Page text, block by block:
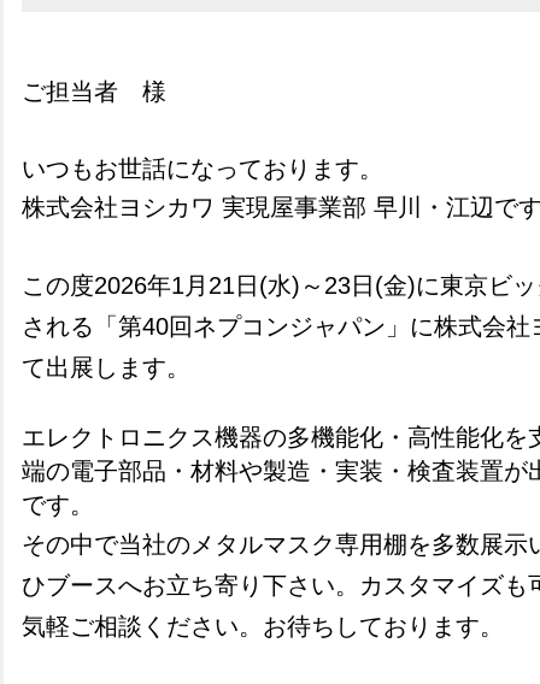
ご担当者 様
いつもお世話になっております。
株式会社ヨシカワ 実現屋事業部 早川・江辺で
この度2026年1月21日(水)～23日(金)に東京ビ
される「第40回ネプコンジャパン」に株式会社
て出展します。
エレクトロニクス機器の多機能化・高性能化を
端の電子部品・材料や製造・実装・検査装置が
です。
その中で当社のメタルマスク専用棚を多数展示
ひブースへお立ち寄り下さい。カスタマイズも
気軽ご相談ください。お待ちしております。